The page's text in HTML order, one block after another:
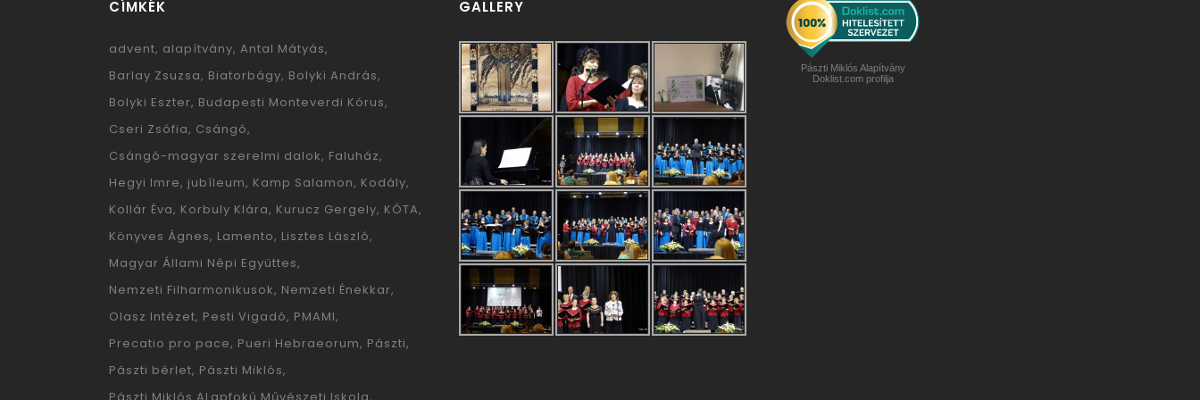
CÍMKÉK
advent alapítvány Antal Mátyás
Barlay Zsuzsa Biatorbágy Bolyki András
Bolyki Eszter Budapesti Monteverdi Kórus
Cseri Zsófia Csángó
Csángó-magyar szerelmi dalok Faluház
Hegyi Imre jubíleum Kamp Salamon Kodály
Kollár Éva Korbuly Klára Kurucz Gergely KÓTA
Könyves Ágnes Lamento Lisztes László
Magyar Állami Népi Együttes
Nemzeti Filharmonikusok Nemzeti Énekkar
Olasz Intézet Pesti Vigadó PMAMI
Precatio pro pace Pueri Hebraeorum Pászti
Pászti bérlet Pászti Miklós
GALLERY
Pászti Miklós Alapítvány
Doklist.com profilja